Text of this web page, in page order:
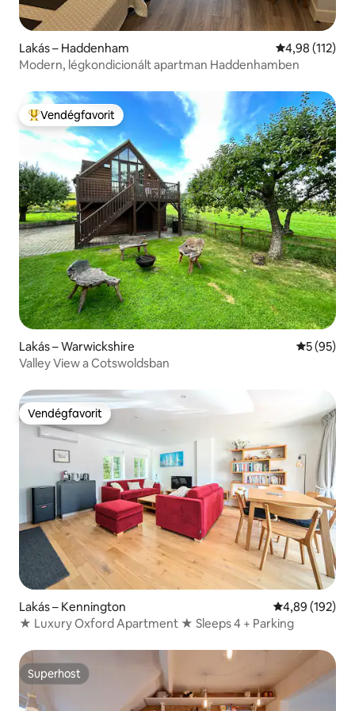
Lakás – Haddenham Átlagos
4,98 (112)
Modern, légkondicionált apartman Haddenhamben
Kiemelt vendégfavorit
Vendégfavorit
Lakás – Warwickshire Átlagos
5 (95)
Valley View a Cotswoldsban
Vendégfavorit
Vendégfavorit
Lakás – Kennington Átlagos
4,89 (192)
★ Luxury Oxford Apartment ★ Sleeps 4 + Parking
Superhost
Superhost